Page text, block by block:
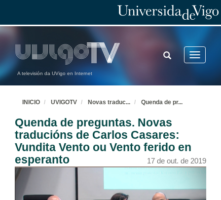
A televisión da UVigo en Internet
Toggle
TOGGLE
SEARCH
INICIO UVIGOTV Novas traduc... Quenda de pr...
Quenda de preguntas. Novas
traducións de Carlos Casares:
Vundita Vento ou Vento ferido en
esperanto
17 de out. de 2019